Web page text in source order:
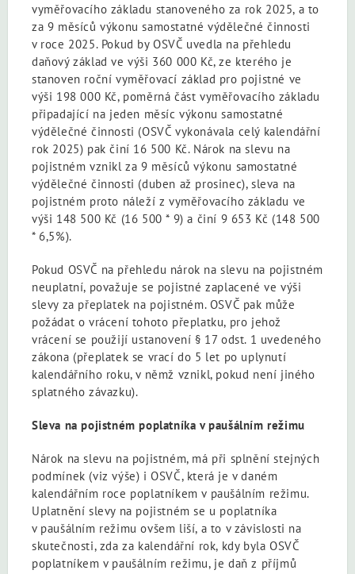
vyměřovacího základu stanoveného za rok 2025, a to
za 9 měsíců výkonu samostatné výdělečné činnosti
v roce 2025. Pokud by OSVČ uvedla na přehledu
daňový základ ve výši 360 000 Kč, ze kterého je
stanoven roční vyměřovací základ pro pojistné ve
výši 198 000 Kč, poměrná část vyměřovacího základu
připadající na jeden měsíc výkonu samostatné
výdělečné činnosti (OSVČ vykonávala celý kalendářní
rok 2025) pak činí 16 500 Kč. Nárok na slevu na
pojistném vznikl za 9 měsíců výkonu samostatné
výdělečné činnosti (duben až prosinec), sleva na
pojistném proto náleží z vyměřovacího základu ve
výši 148 500 Kč (16 500 * 9) a činí 9 653 Kč (148 500
* 6,5%).
Pokud OSVČ na přehledu nárok na slevu na pojistném
neuplatní, považuje se pojistné zaplacené ve výši
slevy za přeplatek na pojistném. OSVČ pak může
požádat o vrácení tohoto přeplatku, pro jehož
vrácení se použijí ustanovení § 17 odst. 1 uvedeného
zákona (přeplatek se vrací do 5 let po uplynutí
kalendářního roku, v němž vznikl, pokud není jiného
splatného závazku).
Sleva na pojistném poplatníka v paušálním režimu
Nárok na slevu na pojistném, má při splnění stejných
podmínek (viz výše) i OSVČ, která je v daném
kalendářním roce poplatníkem v paušálním režimu.
Uplatnění slevy na pojistném se u poplatníka
v paušálním režimu ovšem liší, a to v závislosti na
skutečnosti, zda za kalendářní rok, kdy byla OSVČ
poplatníkem v paušálním režimu, je daň z příjmů